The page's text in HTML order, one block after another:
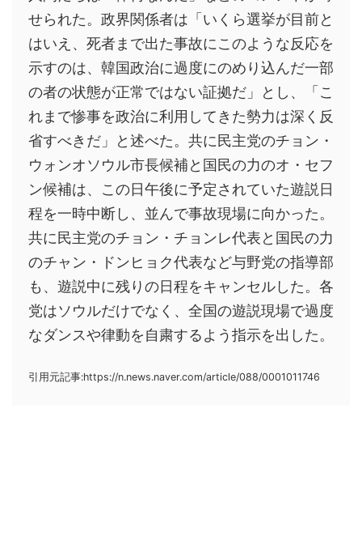
せられた。政界関係者は「いくら選挙が目前と
はいえ、死者まで出た事故にこのような反応を
示すのは、韓国政治に過度にのめり込んだ一部
の者の状態が正常ではない証拠だ」とし、「こ
れまで惨事を政治に利用してきた勢力は深く反
省すべきだ」と述べた。共に民主党のチョン・
ウォンオソウル市長候補と国民の力のオ・セフ
ン候補は、この日午後に予定されていた遊説日
程を一時中断し、並んで事故現場に向かった。
共に民主党のチョン・チョンレ代表と国民の力
のチャン・ドンヒョク代表など与野党の指導部
も、遊説中に残りの日程をキャンセルした。各
党はソウルだけでなく、全国の遊説現場で過度
なダンスや律動を自粛するよう指示を出した。
引用元記事:https://n.news.naver.com/article/088/0001011746